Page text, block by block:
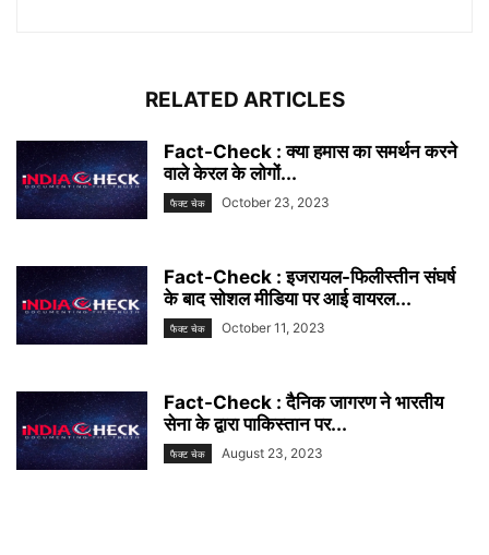
RELATED ARTICLES
Fact-Check : क्या हमास का समर्थन करने
वाले केरल के लोगों...
फैक्ट चेक October 23, 2023
Fact-Check : इजरायल-फिलीस्तीन संघर्ष
के बाद सोशल मीडिया पर आई वायरल...
फैक्ट चेक October 11, 2023
Fact-Check : दैनिक जागरण ने भारतीय
सेना के द्वारा पाकिस्तान पर...
फैक्ट चेक August 23, 2023